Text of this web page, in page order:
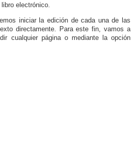
electrónico.
iniciar la edición de cada una de las
directamente. Para este fin, vamos a
cualquier página o mediante la opción